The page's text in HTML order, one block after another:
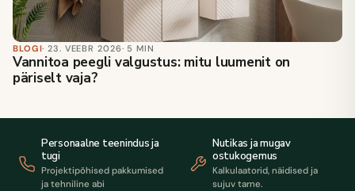
BLOGI· 23. VEEBR 2026· 5 MIN
Vannitoa peegli valgustus: mitu luumenit on
päriselt vaja?
Personaalne teenindus ja
tugi
Projektipõhised pakkumised
ja tehniline abi
Nutikas ja mugav
ostukogemus
Kalkulaatorid, näidised ja
sujuv tarne.